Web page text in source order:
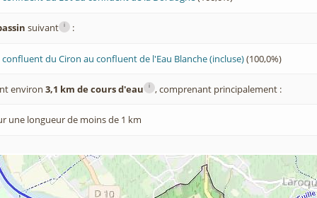
suivant i :
du Ciron au confluent de l'Eau Blanche (incluse)(100,0%)
environ 3,1 km de cours d'eau i , comprenant principalement :
une longueur de moins de 1 km